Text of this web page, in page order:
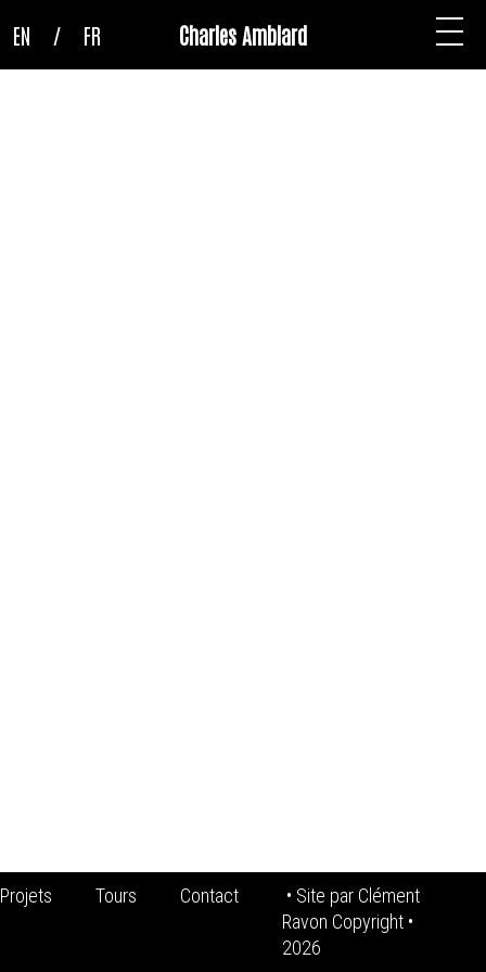
Charles Amblard
EN / FR
Projets Tours Contact • Site par Clément
Ravon Copyright •
2026